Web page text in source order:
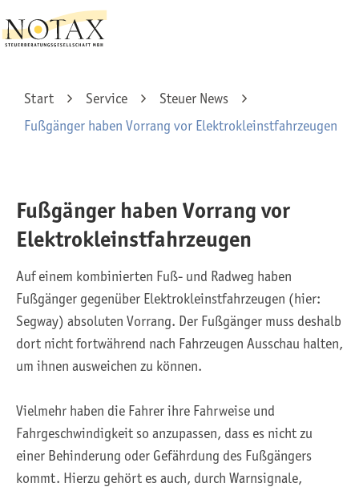
Start Service
Steuer News
Fußgänger haben Vorrang vor Elektrokleinstfahrzeugen
Fußgänger haben Vorrang vor
Elektrokleinstfahrzeugen
Auf einem kombinierten Fuß- und Radweg haben
Fußgänger gegenüber Elektrokleinstfahrzeugen (hier:
Segway) absoluten Vorrang. Der Fußgänger muss deshalb
dort nicht fortwährend nach Fahrzeugen Ausschau halten,
um ihnen ausweichen zu können.
Vielmehr haben die Fahrer ihre Fahrweise und
Fahrgeschwindigkeit so anzupassen, dass es nicht zu
einer Behinderung oder Gefährdung des Fußgängers
kommt. Hierzu gehört es auch, durch Warnsignale,